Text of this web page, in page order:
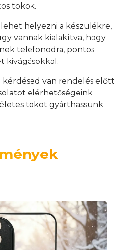
tokok.
helyezni a készülékre,
vannak kialakítva, hogy
telefonodra, pontos
kivágásokkal.
van rendelés előtt
elérhetőségeink
tokot gyárthassunk